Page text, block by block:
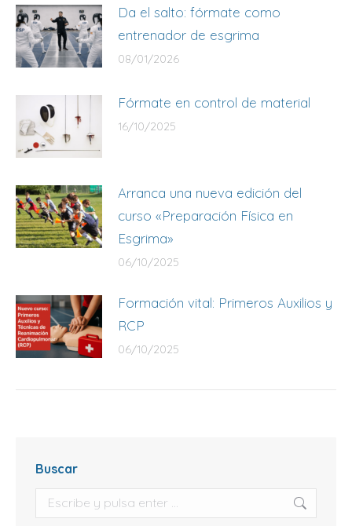
Da el salto: fórmate como
entrenador de esgrima
08/01/2026
Fórmate en control de material
16/10/2025
Arranca una nueva edición del
curso «Preparación Física en
Esgrima»
06/10/2025
Formación vital: Primeros Auxilios y
RCP
06/10/2025
Buscar
Buscar: